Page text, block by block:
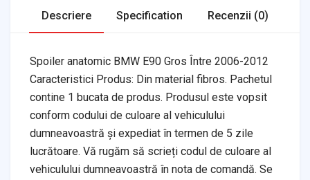
Descriere Specification Recenzii (0)
Spoiler anatomic BMW E90 Gros Între 2006-2012
Caracteristici Produs: Din material fibros. Pachetul
contine 1 bucata de produs. Produsul este vopsit
conform codului de culoare al vehiculului
dumneavoastră și expediat în termen de 5 zile
lucrătoare. Vă rugăm să scrieți codul de culoare al
vehiculului dumneavoastră în nota de comandă. Se